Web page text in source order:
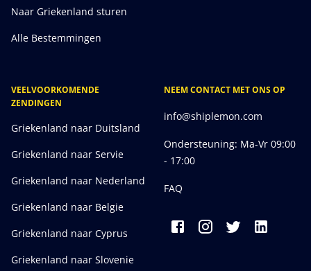
Naar Griekenland sturen
Alle Bestemmingen
VEELVOORKOMENDE
ZENDINGEN
Griekenland naar Duitsland
Griekenland naar Servie
Griekenland naar Nederland
Griekenland naar Belgie
Griekenland naar Cyprus
Griekenland naar Slovenie
NEEM CONTACT MET ONS OP
info@shiplemon.com
Ondersteuning: Ma-Vr 09:00
- 17:00
FAQ